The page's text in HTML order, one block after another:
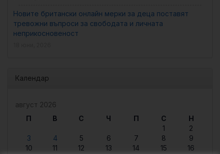
Новите британски онлайн мерки за деца поставят
тревожни въпроси за свободата и личната
неприкосновеност
Календар
август 2026
П
В С Ч П С
Н
1
2
3
4 5 6 7 8
9
10
11 12 13 14 15
16